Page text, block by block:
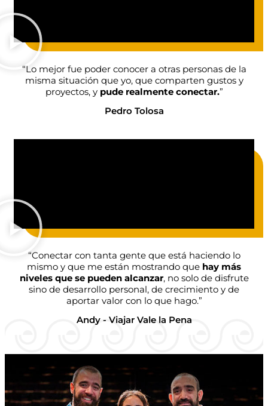
“Lo mejor fue poder conocer a otras personas de la
misma situación que yo, que comparten gustos y
proyectos, y pude realmente conectar.”
Pedro Tolosa
“Conectar con tanta gente que está haciendo lo
mismo y que me están mostrando que hay más
niveles que se pueden alcanzar, no solo de disfrute
sino de desarrollo personal, de crecimiento y de
aportar valor con lo que hago.”
Andy - Viajar Vale la Pena